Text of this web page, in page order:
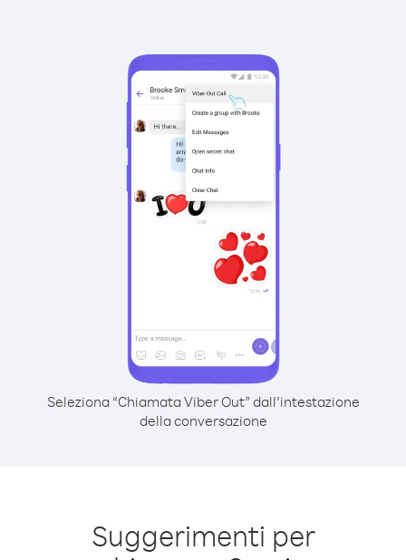
Seleziona “Chiamata Viber Out” dall’intestazione
della conversazione
Suggerimenti per